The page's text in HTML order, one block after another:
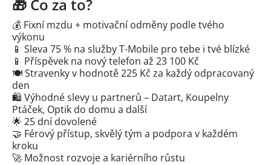
🎁 Co za to?
💰 Fixní mzdu + motivační odměny podle tvého
výkonu
📱 Sleva 75 % na služby T-Mobile pro tebe i tvé blízké
📱 Příspěvek na nový telefon až 23 100 Kč
🍽️ Stravenky v hodnotě 225 Kč za každý odpracovaný
den
🛍️ Výhodné slevy u partnerů – Datart, Koupelny
Ptáček, Optik do domu a další
🌟 25 dní dovolené
🤝 Férový přístup, skvělý tým a podpora v každém
kroku
🚀 Možnost rozvoje a kariérního růstu